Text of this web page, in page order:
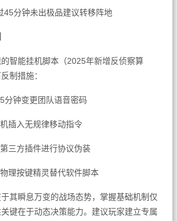
45分钟未出极品建议转移阵地
智能挂机脚本（2025年新增反侦察算
制措施：
分钟变更团队语音密码
插入无规律移动指令
三方插件进行协议伪装
理按键精灵替代软件脚本
其瞬息万变的战场态势，掌握基础机制仅
键在于动态决策能力。建议玩家建立专属